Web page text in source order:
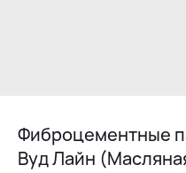
Фиброцементные
Вуд Лайн